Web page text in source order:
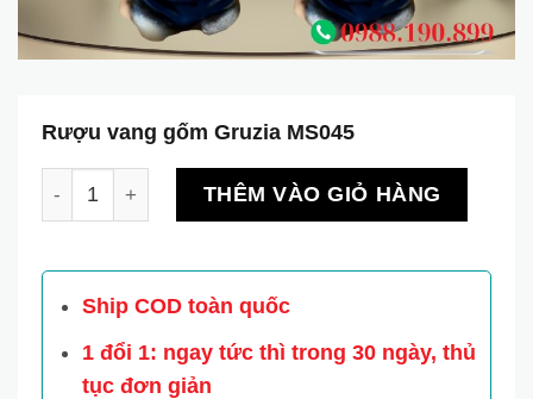
Rượu vang gốm Gruzia MS045
Rượu vang gốm Gruzia MS045 số lượng
THÊM VÀO GIỎ HÀNG
Ship COD toàn quốc
1 đổi 1: ngay tức thì trong 30 ngày, thủ
tục đơn giản